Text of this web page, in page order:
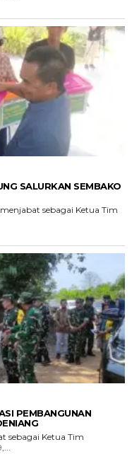
SALURKAN SEMBAKO
sebagai Ketua Tim
PEMBANGUNAN
sebagai Ketua Tim